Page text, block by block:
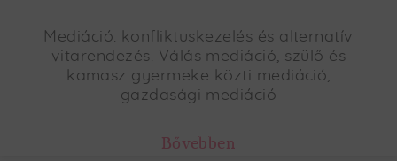
Mediáció: konfliktuskezelés és alternatív
vitarendezés. Válás mediáció, szülő és
kamasz gyermeke közti mediáció,
gazdasági mediáció
Bővebben